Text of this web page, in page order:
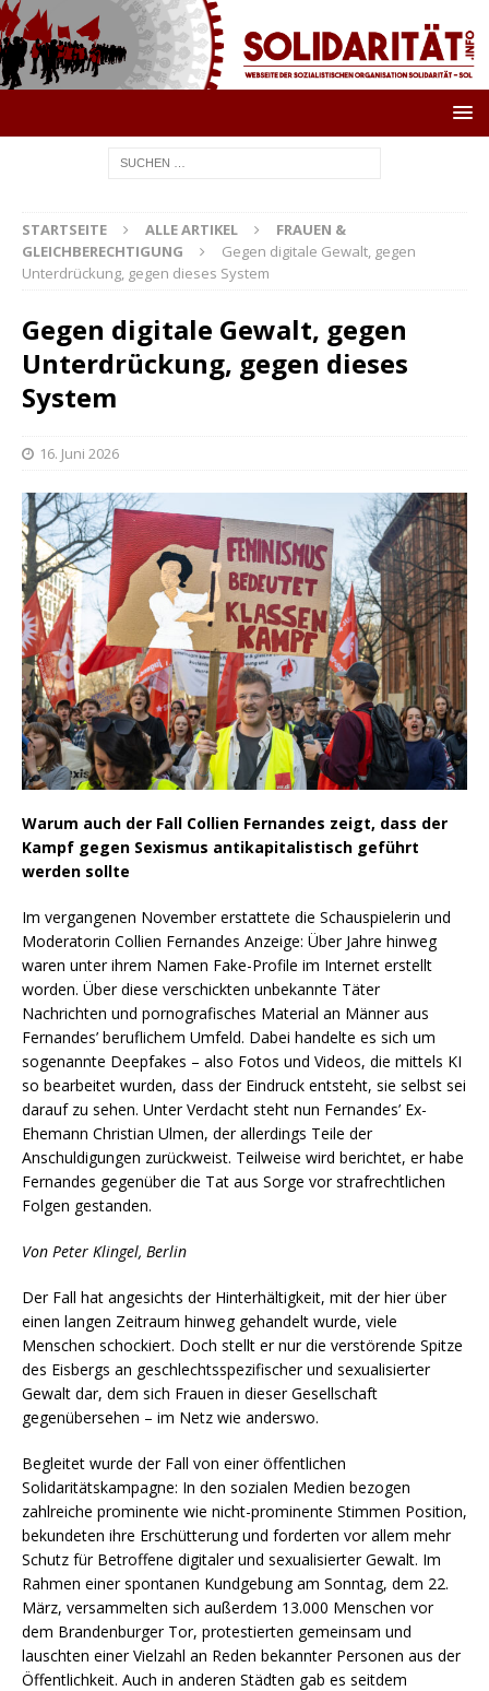
STARTSEITE ALLE ARTIKEL
FRAUEN &
GLEICHBERECHTIGUNG
Gegen digitale Gewalt, gegen
Unterdrückung, gegen dieses System
Gegen digitale Gewalt, gegen
Unterdrückung, gegen dieses
System
16. Juni 2026
Warum auch der Fall Collien Fernandes zeigt, dass der
Kampf gegen Sexismus antikapitalistisch geführt
werden sollte
Im vergangenen November erstattete die Schauspielerin und
Moderatorin Collien Fernandes Anzeige: Über Jahre hinweg
waren unter ihrem Namen Fake-Profile im Internet erstellt
worden. Über diese verschickten unbekannte Täter
Nachrichten und pornografisches Material an Männer aus
Fernandes’ beruflichem Umfeld. Dabei handelte es sich um
sogenannte Deepfakes – also Fotos und Videos, die mittels KI
so bearbeitet wurden, dass der Eindruck entsteht, sie selbst sei
darauf zu sehen. Unter Verdacht steht nun Fernandes’ Ex-
Ehemann Christian Ulmen, der allerdings Teile der
Anschuldigungen zurückweist. Teilweise wird berichtet, er habe
Fernandes gegenüber die Tat aus Sorge vor strafrechtlichen
Folgen gestanden.
Von Peter Klingel, Berlin
Der Fall hat angesichts der Hinterhältigkeit, mit der hier über
einen langen Zeitraum hinweg gehandelt wurde, viele
Menschen schockiert. Doch stellt er nur die verstörende Spitze
des Eisbergs an geschlechtsspezifischer und sexualisierter
Gewalt dar, dem sich Frauen in dieser Gesellschaft
gegenübersehen – im Netz wie anderswo.
Begleitet wurde der Fall von einer öffentlichen
Solidaritätskampagne: In den sozialen Medien bezogen
zahlreiche prominente wie nicht-prominente Stimmen Position,
bekundeten ihre Erschütterung und forderten vor allem mehr
Schutz für Betroffene digitaler und sexualisierter Gewalt. Im
Rahmen einer spontanen Kundgebung am Sonntag, dem 22.
März, versammelten sich außerdem 13.000 Menschen vor
dem Brandenburger Tor, protestierten gemeinsam und
lauschten einer Vielzahl an Reden bekannter Personen aus der
Öffentlichkeit. Auch in anderen Städten gab es seitdem